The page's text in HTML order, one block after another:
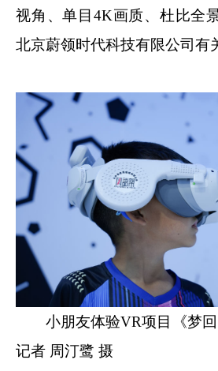
视角、单目4K画质、杜比全
北京蔚领时代科技有限公司有
小朋友体验VR项目《梦回
记者 周汀鹭 摄